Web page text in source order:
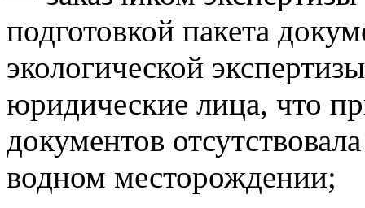
подготовкой пакета
экологической
юридические лица, что
документов
водном месторождении;